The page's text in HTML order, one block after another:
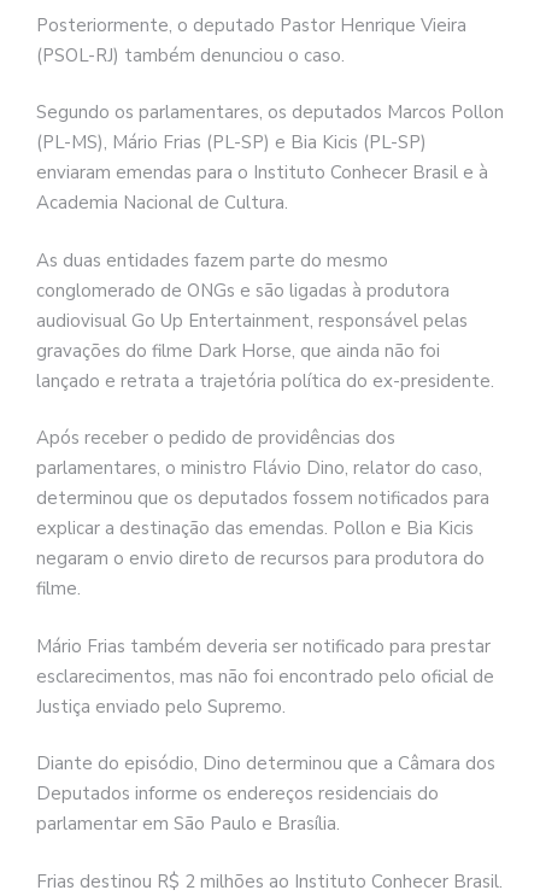
Posteriormente, o deputado Pastor Henrique Vieira
(PSOL-RJ) também denunciou o caso.
Segundo os parlamentares, os deputados Marcos Pollon
(PL-MS), Mário Frias (PL-SP) e Bia Kicis (PL-SP)
enviaram emendas para o Instituto Conhecer Brasil e à
Academia Nacional de Cultura.
As duas entidades fazem parte do mesmo
conglomerado de ONGs e são ligadas à produtora
audiovisual Go Up Entertainment, responsável pelas
gravações do filme Dark Horse, que ainda não foi
lançado e retrata a trajetória política do ex-presidente.
Após receber o pedido de providências dos
parlamentares, o ministro Flávio Dino, relator do caso,
determinou que os deputados fossem notificados para
explicar a destinação das emendas. Pollon e Bia Kicis
negaram o envio direto de recursos para produtora do
filme.
Mário Frias também deveria ser notificado para prestar
esclarecimentos, mas não foi encontrado pelo oficial de
Justiça enviado pelo Supremo.
Diante do episódio, Dino determinou que a Câmara dos
Deputados informe os endereços residenciais do
parlamentar em São Paulo e Brasília.
Frias destinou R$ 2 milhões ao Instituto Conhecer Brasil.